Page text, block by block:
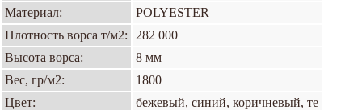
Материал:
POLYESTER
Плотность ворса т/м2:
282 000
Высота ворса:
8 мм
Вес, гр/м2:
1800
Цвет:
бежевый, синий, коричневый, те